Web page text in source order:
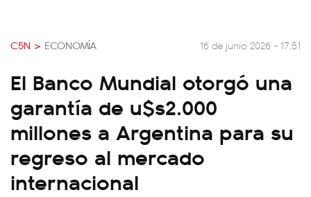
C5N > ECONOMÍA 16 de junio 2026 - 17:51
El Banco Mundial otorgó una
garantía de u$s2.000
millones a Argentina para su
regreso al mercado
internacional